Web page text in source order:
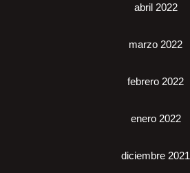
abril 2022
marzo 2022
febrero 2022
enero 2022
diciembre 2021